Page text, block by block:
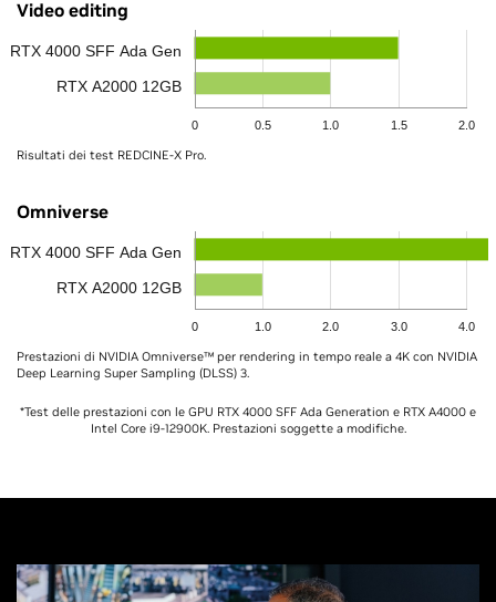
Video editing
0 0.5 1.0 1.5 2.0
RTX 4000 SFF Ada Gen
RTX A2000 12GB
Risultati dei test REDCINE-X Pro.
Omniverse
0 1.0 2.0 3.0 4.0
RTX 4000 SFF Ada Gen
RTX A2000 12GB
Prestazioni di NVIDIA Omniverse™ per rendering in tempo reale a 4K con NVIDIA
Deep Learning Super Sampling (DLSS) 3.
*Test delle prestazioni con le GPU RTX 4000 SFF Ada Generation e RTX A4000 e
Intel Core i9-12900K. Prestazioni soggette a modifiche.